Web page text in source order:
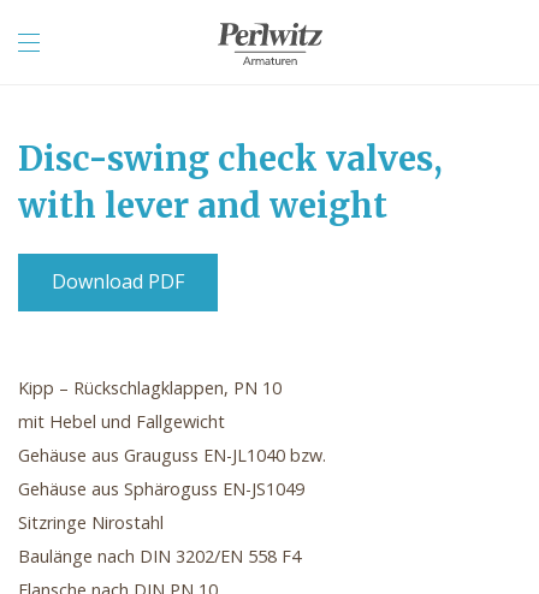
Disc-swing check valves,
with lever and weight
Download PDF
Kipp – Rückschlagklappen, PN 10
mit Hebel und Fallgewicht
Gehäuse aus Grauguss EN-JL1040 bzw.
Gehäuse aus Sphäroguss EN-JS1049
Sitzringe Nirostahl
Baulänge nach DIN 3202/EN 558 F4